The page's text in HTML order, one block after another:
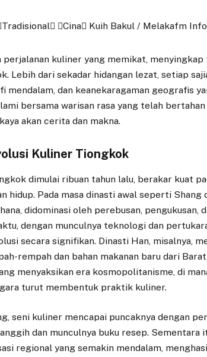
perjalanan kuliner yang memikat,
Lebih dari sekadar hidangan lezat, setiap
mendalam, dan keanekaragaman geografis
bersama warisan rasa yang telah
akan cerita dan makna.
Kuliner Tiongkok
dimulai ribuan tahun lalu, berakar kuat
hidup. Pada masa dinasti awal seperti Shang
didominasi oleh perebusan, pengukusan,
dengan munculnya teknologi dan
secara signifikan. Dinasti Han, misalnya,
rempah dan bahan makanan baru dari
menyaksikan era kosmopolitanisme, di
turut membentuk praktik kuliner.
seni kuliner mencapai puncaknya dengan
dan munculnya buku resep. Sementara
regional yang semakin mendalam,